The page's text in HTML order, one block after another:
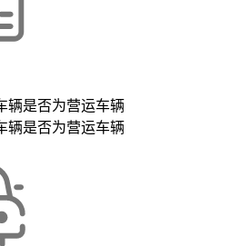
辆是否为营运车辆
辆是否为营运车辆